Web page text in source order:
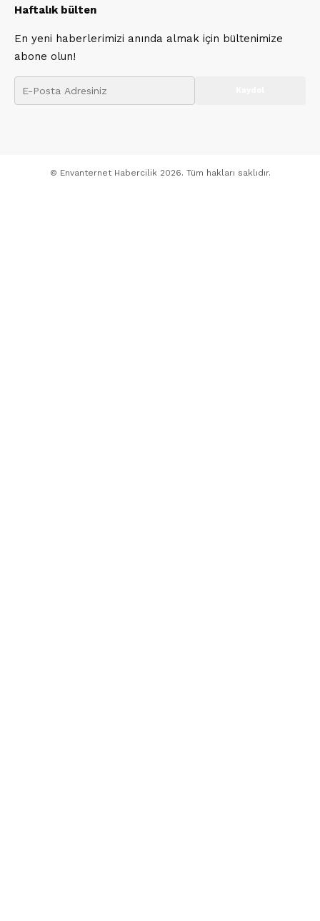
Haftalık bülten
En yeni haberlerimizi anında almak için bültenimize
abone olun!
© Envanternet Habercilik 2026. Tüm hakları saklıdır.